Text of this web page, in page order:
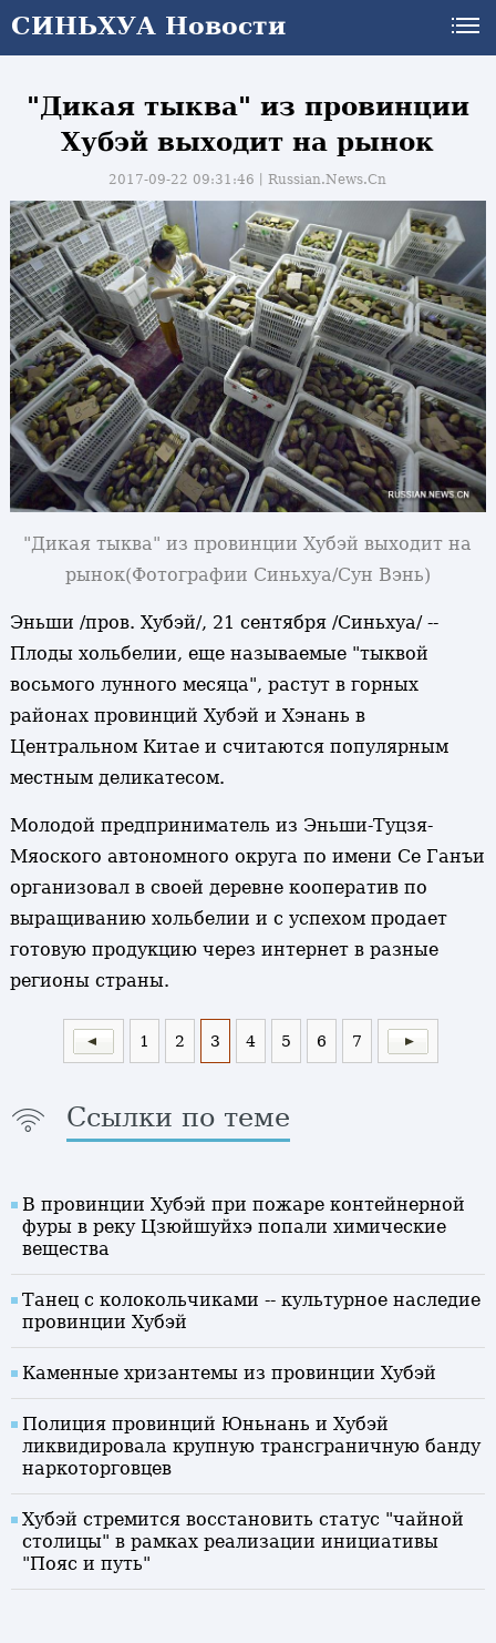
СИНЬХУА Новости
"Дикая тыква" из провинции
Хубэй выходит на рынок
2017-09-22 09:31:46丨Russian.News.Cn
"Дикая тыква" из провинции Хубэй выходит на
рынок(Фотографии Синьхуа/Сун Вэнь)
Эньши /пров. Хубэй/, 21 сентября /Синьхуа/ --
Плоды хольбелии, еще называемые "тыквой
восьмого лунного месяца", растут в горных
районах провинций Хубэй и Хэнань в
Центральном Китае и считаются популярным
местным деликатесом.
Молодой предприниматель из Эньши-Туцзя-
Мяоского автономного округа по имени Се Ганъи
организовал в своей деревне кооператив по
выращиванию хольбелии и с успехом продает
готовую продукцию через интернет в разные
регионы страны.
1 2 3 4 5 6 7
Ссылки по теме
В провинции Хубэй при пожаре контейнерной
фуры в реку Цзюйшуйхэ попали химические
вещества
Танец с колокольчиками -- культурное наследие
провинции Хубэй
Каменные хризантемы из провинции Хубэй
Полиция провинций Юньнань и Хубэй
ликвидировала крупную трансграничную банду
наркоторговцев
Хубэй стремится восстановить статус "чайной
столицы" в рамках реализации инициативы
"Пояс и путь"